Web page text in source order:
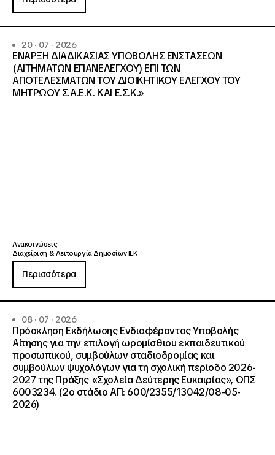
20 · 07 · 2026
ΕΝΑΡΞΗ ΔΙΑΔΙΚΑΣΙΑΣ ΥΠΟΒΟΛΗΣ ΕΝΣΤΑΣΕΩΝ
(ΑΙΤΗΜΑΤΩΝ ΕΠΑΝΕΛΕΓΧΟΥ) ΕΠΙ ΤΩΝ
ΑΠΟΤΕΛΕΣΜΑΤΩΝ ΤΟΥ ΔΙΟΙΚΗΤΙΚΟΥ ΕΛΕΓΧΟΥ ΤΟΥ
ΜΗΤΡΩΟΥ Σ.Α.Ε.Κ. ΚΑΙ Ε.Σ.Κ.»
Ανακοινώσεις
Διαχείριση & Λειτουργία Δημοσίων ΙΕΚ
Περισσότερα
08 · 07 · 2026
Πρόσκληση Εκδήλωσης Ενδιαφέροντος Υποβολής
Αίτησης για την επιλογή ωρομίσθιου εκπαιδευτικού
προσωπικού, συμβούλων σταδιοδρομίας και
συμβούλων ψυχολόγων για τη σχολική περίοδο 2026-
2027 της Πράξης «Σχολεία Δεύτερης Ευκαιρίας», ΟΠΣ
6003234. (2ο στάδιο ΑΠ: 600/2355/13042/08-05-
2026)